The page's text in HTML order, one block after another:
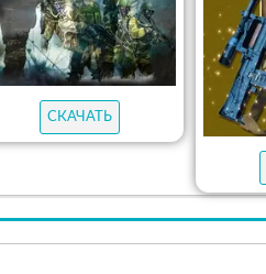
СКАЧАТЬ